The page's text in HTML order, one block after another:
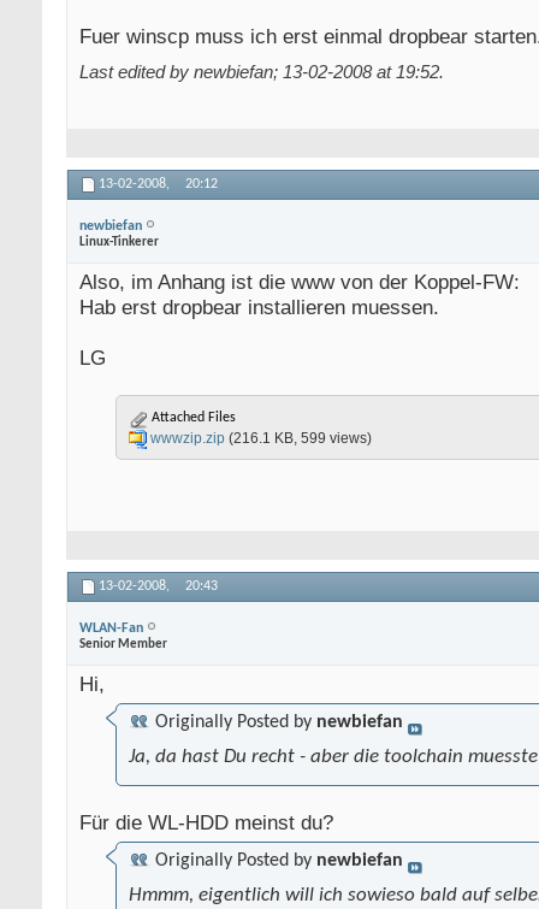
Fuer winscp muss ich erst einmal dropbear
Last edited by newbiefan; 13-02-2008 at19:52.
13-02-2008, 20:12
newbiefan
Linux-Tinkerer
Also, im Anhang ist die www von der Koppel-FW:
Hab erst dropbear installieren muessen.
LG
Attached Files
wwwzip.zip (216.1 KB, 599 views)
13-02-2008, 20:43
WLAN-Fan
Senior Member
Hi,
Originally Posted by newbiefan
Ja, da hast Du recht - aber die toolchain
Für die WL-HDD meinst du?
Originally Posted by newbiefan
Hmmm, eigentlich will ich sowieso bald auf